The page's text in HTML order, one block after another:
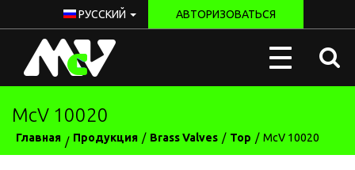
РУССКИЙ АВТОРИЗОВАТЬСЯ
Toggle
navigation
McV 10020
Главная Продукция Brass Valves Top McV 10020